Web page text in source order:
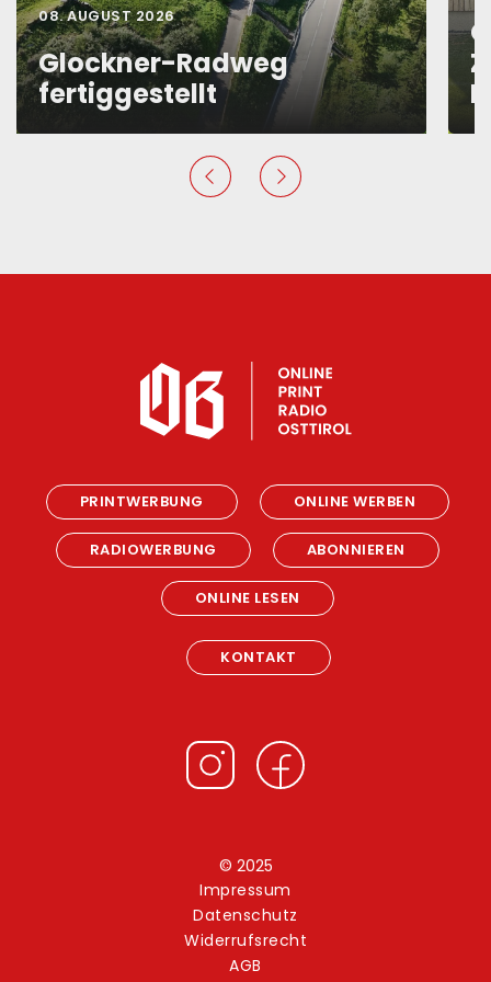
08. AUGUST 2026
Glockner-Radweg
fertiggestellt
PRINTWERBUNG ONLINE WERBEN
RADIOWERBUNG ABONNIEREN
ONLINE LESEN
KONTAKT
© 2025
Impressum
Datenschutz
Widerrufsrecht
AGB